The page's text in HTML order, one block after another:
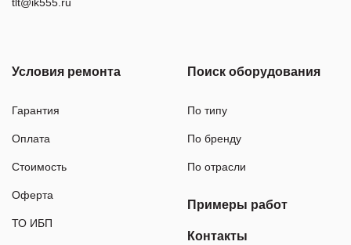
Условия ремонта
Гарантия
Оплата
Стоимость
Оферта
ТО ИБП
Поиск оборудования
По типу
По бренду
По отрасли
Примеры работ
Контакты